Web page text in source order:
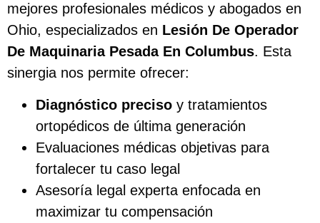
mejores profesionales médicos y abogados en
Ohio, especializados en Lesión De Operador
De Maquinaria Pesada En Columbus. Esta
sinergia nos permite ofrecer:
Diagnóstico preciso y tratamientos
ortopédicos de última generación
Evaluaciones médicas objetivas para
fortalecer tu caso legal
Asesoría legal experta enfocada en
maximizar tu compensación